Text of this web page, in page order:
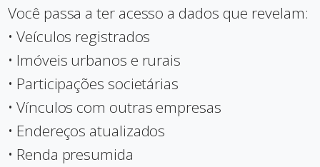
Você passa a ter acesso a dados que revelam:
• Veículos registrados
• Imóveis urbanos e rurais
• Participações societárias
• Vínculos com outras empresas
• Endereços atualizados
• Renda presumida